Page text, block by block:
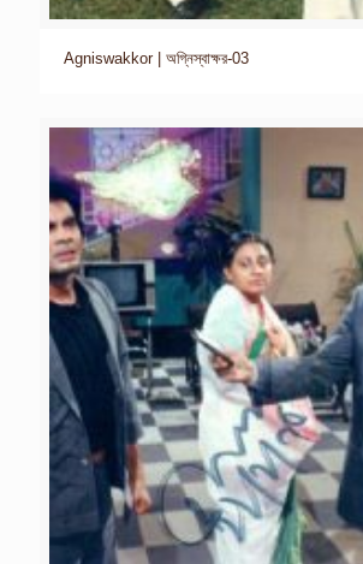
Agniswakkor | অগ্নিস্বাক্ষর-03